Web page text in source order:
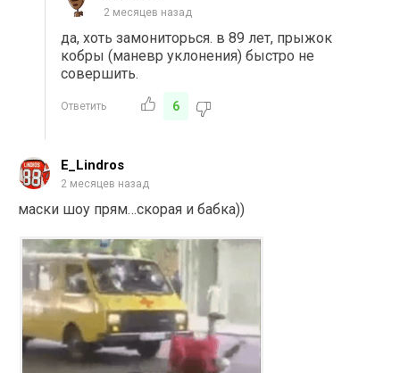
2 месяцев назад
да, хоть замониторься. в 89 лет, прыжок
кобры (маневр уклонения) быстро не
совершить.
Ответить 6
E_Lindros
2 месяцев назад
маски шоу прям…скорая и бабка))